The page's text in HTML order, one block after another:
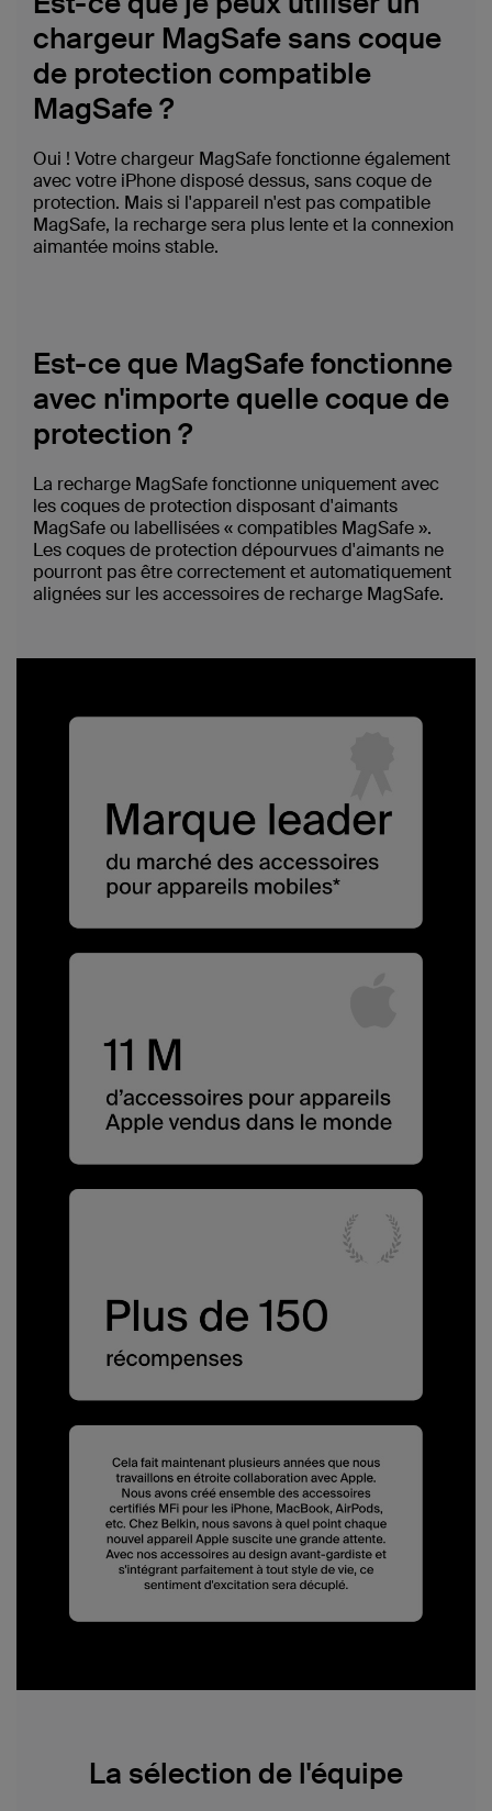
chargeur MagSafe sans coque
de protection compatible
MagSafe ?
Oui ! Votre chargeur MagSafe fonctionne également
avec votre iPhone disposé dessus, sans coque de
protection. Mais si l'appareil n'est pas compatible
MagSafe, la recharge sera plus lente et la connexion
aimantée moins stable.
Est-ce que MagSafe fonctionne
avec n'importe quelle coque de
protection ?
La recharge MagSafe fonctionne uniquement avec
les coques de protection disposant d'aimants
MagSafe ou labellisées « compatibles MagSafe ».
Les coques de protection dépourvues d'aimants ne
pourront pas être correctement et automatiquement
alignées sur les accessoires de recharge MagSafe.
La sélection de l'équipe